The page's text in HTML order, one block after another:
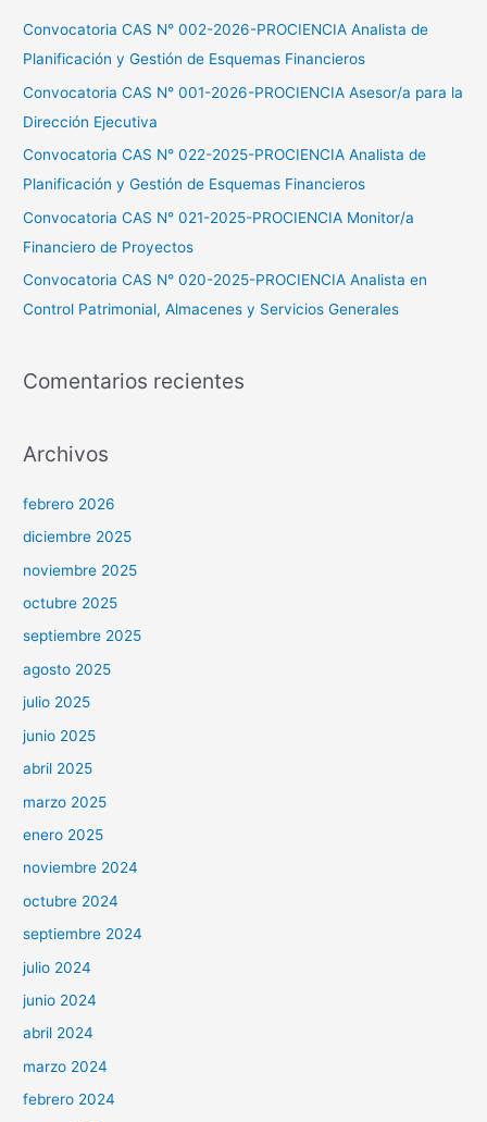
:
Convocatoria CAS N° 002-2026-PROCIENCIA Analista de
Planificación y Gestión de Esquemas Financieros
Convocatoria CAS N° 001-2026-PROCIENCIA Asesor/a para la
Dirección Ejecutiva
Convocatoria CAS N° 022-2025-PROCIENCIA Analista de
Planificación y Gestión de Esquemas Financieros
Convocatoria CAS N° 021-2025-PROCIENCIA Monitor/a
Financiero de Proyectos
Convocatoria CAS N° 020-2025-PROCIENCIA Analista en
Control Patrimonial, Almacenes y Servicios Generales
Comentarios recientes
Archivos
febrero 2026
diciembre 2025
noviembre 2025
octubre 2025
septiembre 2025
agosto 2025
julio 2025
junio 2025
abril 2025
marzo 2025
enero 2025
noviembre 2024
octubre 2024
septiembre 2024
julio 2024
junio 2024
abril 2024
marzo 2024
febrero 2024